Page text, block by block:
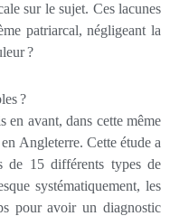
sur le sujet. Ces lacunes
patriarcal, négligeant la
?
?
en avant, dans cette même
Angleterre. Cette étude a
de 15 différents types de
systématiquement, les
pour avoir un diagnostic